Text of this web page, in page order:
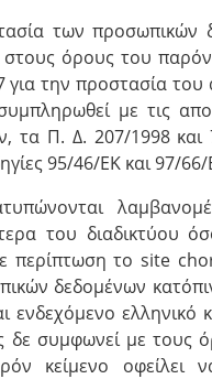
των
όρους του
για την προστασία
με τις
τα Π. Δ. 207/1998
95/46/ΕΚ και 97/66/
του
περίπτωση το site
δεδομένων
ελληνικό
δε συμφωνεί με
κείμενο οφείλει